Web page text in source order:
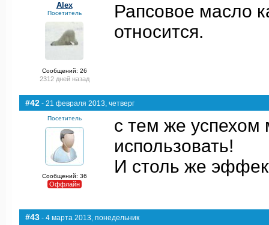
Alex
Посетитель
Сообщений: 26
2312 дней назад
Рапсовое масло
относится.
#42 - 21 февраля 2013, четверг
Посетитель
Сообщений: 36
Оффлайн
с тем же успехом
использовать!
И столь же
#43 - 4 марта 2013, понедельник